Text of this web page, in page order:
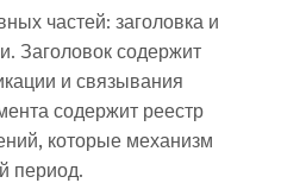
частей: заголовка и
Заголовок содержит
и связывания
содержит реестр
которые механизм
период.